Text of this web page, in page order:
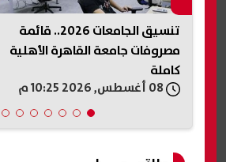
ريال مدريد يفوز على فيرينسفاروش
في مباراة ودية استعدادًا للموسم
الجديد